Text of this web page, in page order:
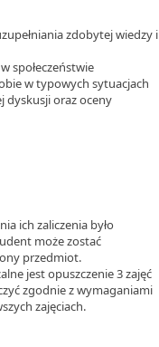
zdobytej wiedzy i
społeczeństwie
w typowych sytuacjach
dyskusji oraz oceny
ich zaliczenia było
może zostać
przedmiot.
jest opuszczenie 3 zajęć
zgodnie z wymaganiami
zajęciach.